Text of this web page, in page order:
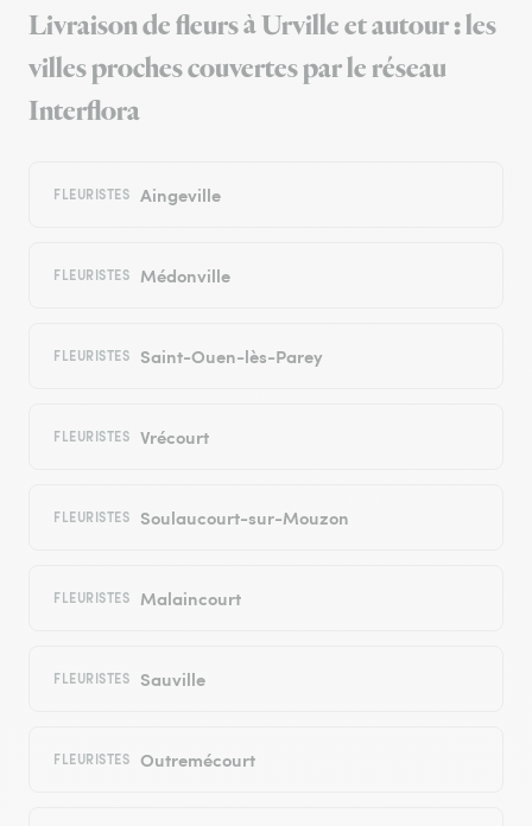
Livraison de fleurs à Urville et autour : les
villes proches couvertes par le réseau
Interflora
FLEURISTES Aingeville
FLEURISTES Médonville
FLEURISTES Saint-Ouen-lès-Parey
FLEURISTES Vrécourt
FLEURISTES Soulaucourt-sur-Mouzon
FLEURISTES Malaincourt
FLEURISTES Sauville
FLEURISTES Outremécourt